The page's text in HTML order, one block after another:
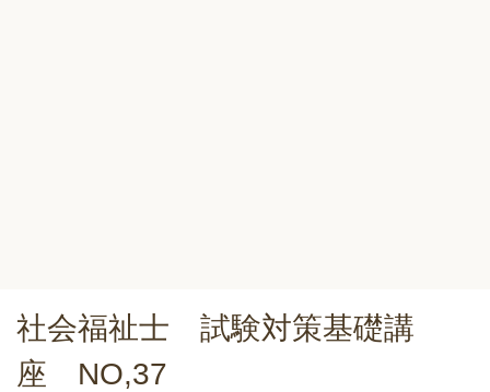
社会福祉士 試験対策基礎講
座 NO,37